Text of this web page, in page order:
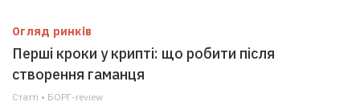
Огляд ринків
Перші кроки у крипті: що робити після
створення гаманця
Статті • БОРГ-review